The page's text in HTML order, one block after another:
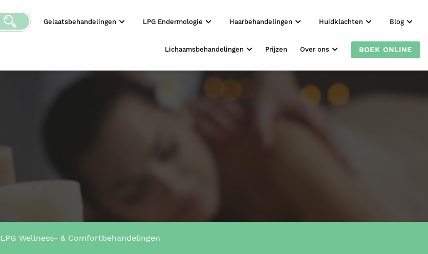
Gelaatsbehandelingen LPG Endermologie Haarbehandelingen Huidklachten Blog
Lichaamsbehandelingen Prijzen Over ons BOEK ONLINE
LPG Wellness- & Comfortbehandelingen